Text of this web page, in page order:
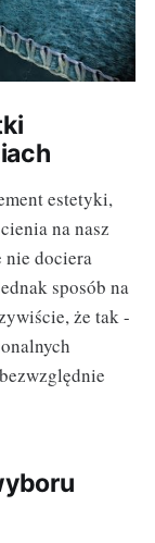
estetyki,
na nasz
nie dociera
sposób na
że tak -